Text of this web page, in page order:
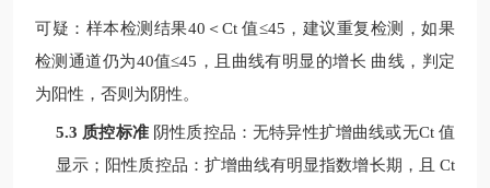
可疑：样本检测结果40 ＜Ct值≤45 ，建议重复检测，如果
检测通道仍为40值≤45 ，且曲线有明显的增长 曲线，判定
为阳性，否则为阴性。
5.3 质控标准 阴性质控品：无特异性扩增曲线或无Ct值
显示；阳性质控品：扩增曲线有明显指数增长期，且 Ct